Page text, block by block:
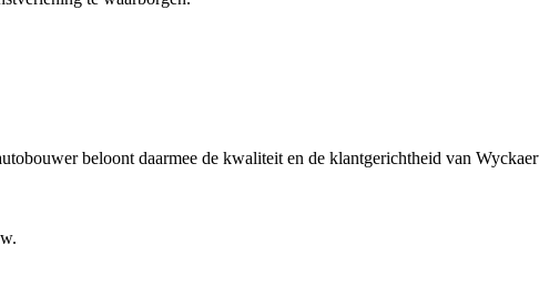
beloont daarmee de kwaliteit en de klantgerichtheid van